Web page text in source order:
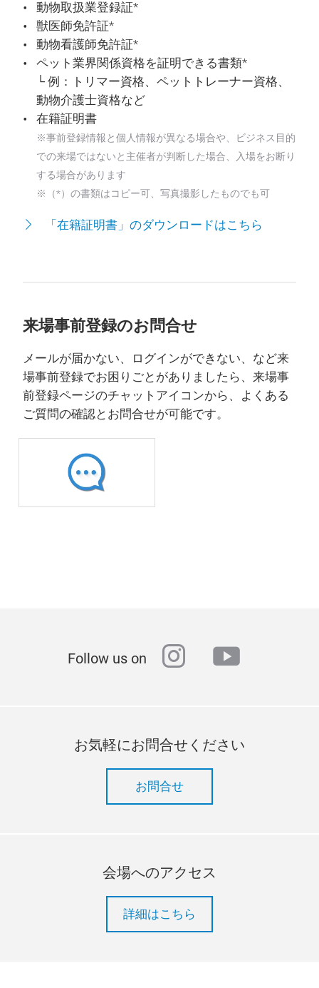
動物取扱業登録証*
獣医師免許証*
動物看護師免許証*
ペット業界関係資格を証明できる書類*
└ 例：トリマー資格、ペットトレーナー資格、
動物介護士資格など
在籍証明書
※事前登録情報と個人情報が異なる場合や、ビジネス目的
での来場ではないと主催者が判断した場合、入場をお断り
する場合があります
※（*）の書類はコピー可、写真撮影したものでも可
「在籍証明書」のダウンロードはこちら
来場事前登録のお問合せ
メールが届かない、ログインができない、など来
場事前登録でお困りごとがありましたら、来場事
前登録ページのチャットアイコンから、よくある
ご質問の確認とお問合せが可能です。
Follow us on instagram
youtube
お気軽にお問合せください
お問合せ
会場へのアクセス
詳細はこちら